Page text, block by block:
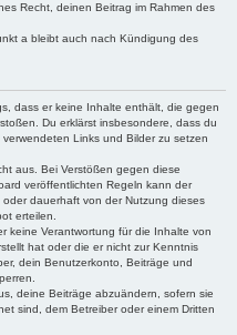
Recht, deinen Beitrag im Rahmen des
a bleibt auch nach Kündigung des
dass er keine Inhalte enthält, die gegen
Du erklärst insbesondere, dass du
Links und Bilder zu setzen
aus. Bei Verstößen gegen diese
veröffentlichten Regeln kann der
dauerhaft von der Nutzung dieses
erteilen.
keine Verantwortung für die Inhalte von
hat oder die er nicht zur Kenntnis
dein Benutzerkonto, Beiträge und
deine Beiträge abzuändern, sofern sie
sind, dem Betreiber oder einem Dritten